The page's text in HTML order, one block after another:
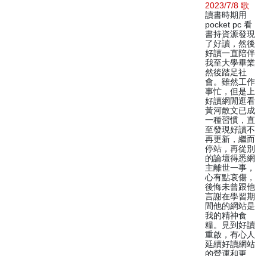
2023/7/8 歌
讀書時期用
pocket pc 看
書持資源發現
了好讀，然後
好讀一直陪伴
我至大學畢業
然後踏足社
會。雖然工作
事忙，但是上
好讀網閒逛看
黃河散文已成
一種習慣，直
至發現好讀不
再更新，繼而
停站，再從別
的論壇得悉網
主離世一事，
心有點哀傷，
後悔未曾跟他
言謝在學習期
間他的網站是
我的精神食
糧。見到好讀
重啟，有心人
延續好讀網站
的營運和更